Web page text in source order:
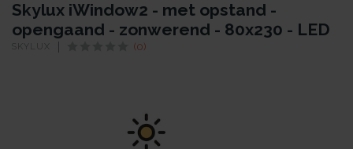
Skylux iWindow2 - met opstand -
opengaand - zonwerend - 80x230 - LED
SKYLUX (0)